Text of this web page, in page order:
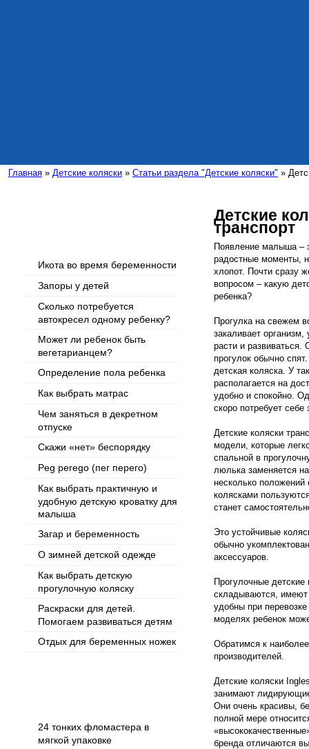
Главная » Детские коляски » Статьи раздела "Детские коляски" »
Икота во время беременности
Запоры у детей
Сколько потребуется
автокресел одному ребенку?
Может ли ребенок быть
вегетарианцем?
Определение пола ребенка
Как выбрать матрас
Чем заняться в декретном
отпуске
Скажи «нет» беспорядку
Peg perego (пег перего)
Как выбрать практичную и
удобную детскую кроватку для
малыша
Загар и беременность
О зимней детской одежде
Как выбрать детскую
прогулочную коляску
Раскраски для детей.
Помогаем развиваться детям
Отдых для беременных ножек
24 тонких фломастера в
мягкой упаковке
Детские
транспорт
Появление малыша –
радостные моменты,
хлопот. Почти сразу
вопросом – какую
ребенка?
Прогулка на свежем
закаливает организм,
расти и
прогулок обычно
детская коляска. У
располагается на
удобно и спокойно.
скоро потребует себе
Детские коляски
модели, которые
спальной в
люлька заменяется
несколько
колясками
станет
Это устойчивые
обычно
аксессуаров.
Прогулочные детские
складываются,
удобны при
моделях ребенок
Обратимся к
производителей.
Детские коляски
занимают
Они очень красивы,
полной мере
бренда отличаются